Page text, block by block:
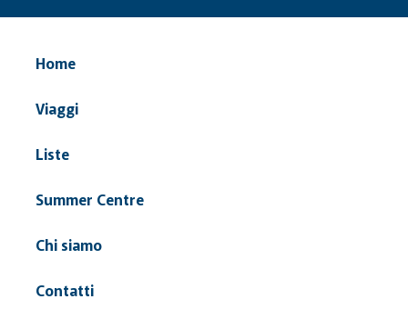
Home
Viaggi
Liste
Summer Centre
Chi siamo
Contatti